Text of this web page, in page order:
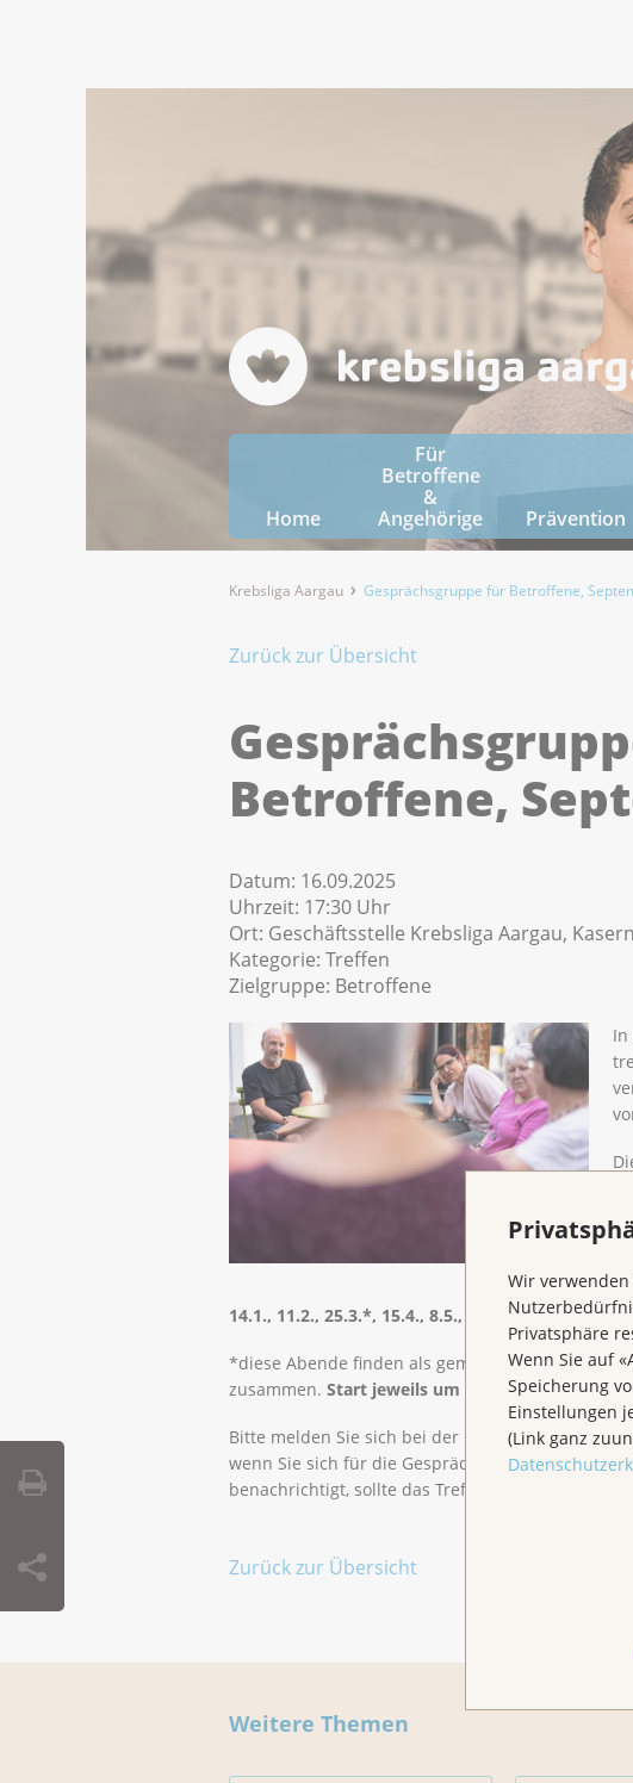
Wir
Privatsphäre
Wenn Sie auf
Speicherung
Einstellungen
(Link ganz
Home
Für
Betroffene
&
Angehörige
Prävention
Krebsliga Aargau Gesprächsgruppe für Betroffene,
Zurück zur Übersicht
Betroffene,
Datum: 16.09.2025
Uhrzeit: 17:30 Uhr
Ort: Geschäftsstelle Krebsliga Aargau,
Kategorie: Treffen
Zielgruppe: Betroffene
In
14.1., 11.2., 25.3.*, 15.4., 8.5., 10.6., 26.8.*, 16.9.,
*diese Abende finden als gemischte Gruppe
zusammen. Start jeweils um 17.30 Uhr!
Bitte melden Sie sich bei der Geschäftstelle, 062
wenn Sie sich für die Gesprächsgruppe
benachrichtigt, sollte das Treffen einmal nicht
Zurück zur Übersicht
Weitere Themen